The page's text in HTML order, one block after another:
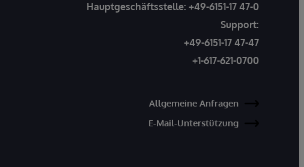
Hauptgeschäftsstelle: +49-6151-17 47-0
Support:
+49-6151-17 47-47
+1-617-621-0700
Allgemeine Anfragen
E-Mail-Unterstützung